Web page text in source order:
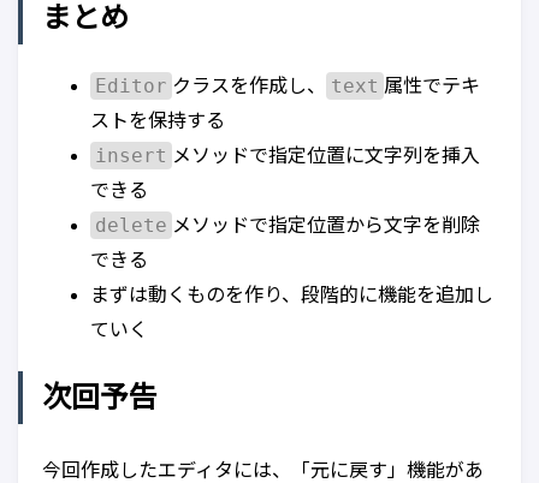
まとめ
Editor クラスを作成し、 text 属性でテキ
ストを保持する
insert メソッドで指定位置に文字列を挿入
できる
delete メソッドで指定位置から文字を削除
できる
まずは動くものを作り、段階的に機能を追加し
ていく
次回予告
今回作成したエディタには、「元に戻す」機能があ